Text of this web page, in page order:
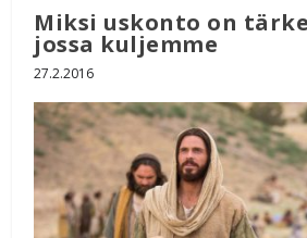
Miksi uskonto on
jossa kuljemme
27.2.2016